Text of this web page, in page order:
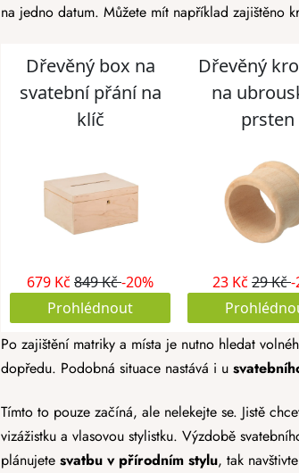
na jedno datum. Můžete mít například zajištěno
Po zajištění matriky a místa je nutno hledat
dopředu. Podobná situace nastává i u
Tímto to pouze začíná, ale nelekejte se. Jistě
vizážistku a vlasovou stylistku. Výzdobě
plánujete svatbu v přírodním stylu, tak